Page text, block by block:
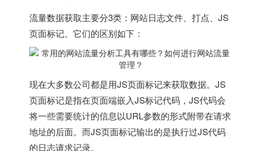
流量数据获取主要分3类：网站日志文件、打点、JS
页面标记。它们的区别如下：
现在大多数公司都是用JS页面标记来获取数据。JS
页面标记是指在页面端嵌入JS标记代码，JS代码会
将一些需要统计的信息以URL参数的形式附带在请求
地址的后面。而JS页面标记输出的是执行过JS代码
的日志请求记录。